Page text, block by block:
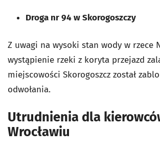
Droga nr 94 w Skorogoszczy
Z uwagi na wysoki stan wody w rzece
wystąpienie rzeki z koryta przejazd
miejscowości Skorogoszcz został
odwołania.
Utrudnienia dla
Wrocławiu